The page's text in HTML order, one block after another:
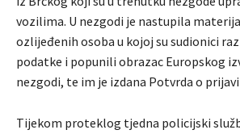
vozilima. U nezgodi je nastupila
ozlijeđenih osoba u kojoj su sudionici
podatke i popunili obrazac Europskog
nezgodi, te im je izdana Potvrda o
Tijekom proteklog tjedna policijski